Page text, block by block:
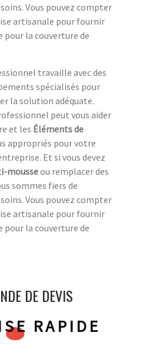
Vous pouvez compter
artisanale pour fournir
pour la couverture de
travaille avec des
spécialisés pour
la solution adéquate.
peut vous aider
et les Éléments de
appropriés pour votre
Et si vous devez
mousseou remplacer des
sommes fiers de
Vous pouvez compter
artisanale pour fournir
pour la couverture de
DE DEVIS
RAPIDE